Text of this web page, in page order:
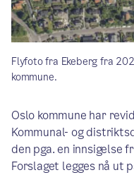
Flyfoto fra Ekeberg fra
kommune.
Oslo kommune har
Kommunal- og
den pga. en innsigelse
Forslaget legges nå ut